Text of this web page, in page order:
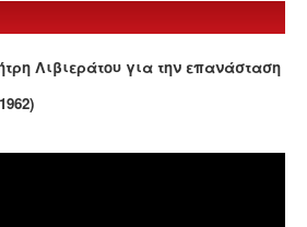
Λιβιεράτου για την επανάσταση